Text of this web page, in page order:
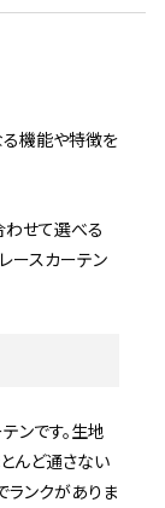
る機能や特徴を
せて選べる
ースカーテン
ンです。生地
んど通さない
ンクがありま